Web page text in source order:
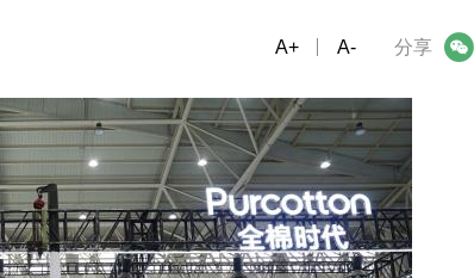
分享
微信 微博
A+ A-